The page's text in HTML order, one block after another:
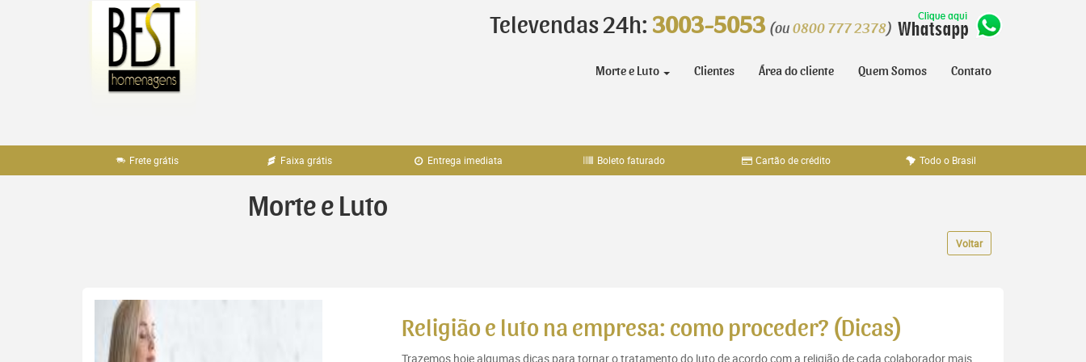
Televendas 24h: 3003-5053 (ou 0800 777 2378)
Morte e Luto Clientes Área do cliente Quem Somos Contato
Frete grátis Faixa grátis Entrega imediata Boleto faturado Cartão de crédito Todo o Brasil
Morte e Luto
Voltar
Religião e luto na empresa: como proceder? (Dicas)
Trazemos hoje algumas dicas para tornar o tratamento do luto de acordo com a religião de cada colaborador mais